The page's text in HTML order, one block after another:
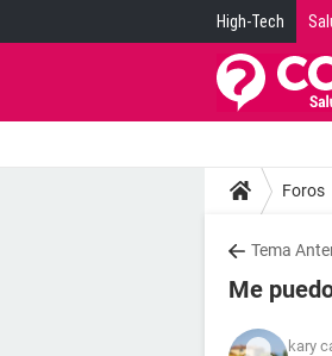
High-Tech
Foros
Tema
Me
kary